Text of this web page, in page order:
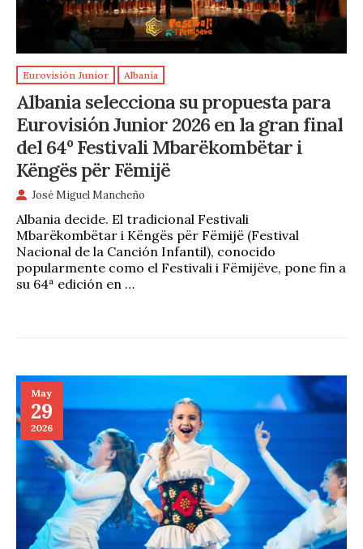
Eurovisión Junior Albania
Albania selecciona su propuesta para
Eurovisión Junior 2026 en la gran final
del 64º Festivali Mbarëkombëtar i
Këngës për Fëmijë
José Miguel Mancheño
Albania decide. El tradicional Festivali
Mbarëkombëtar i Këngës për Fëmijë (Festival
Nacional de la Canción Infantil), conocido
popularmente como el Festivali i Fëmijëve, pone fin a
su 64ª edición en …
May
29
2026